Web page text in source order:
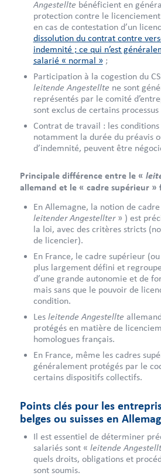
Angestellte bénéficient en
protection contre le licenciement
en cas de contestation d’un
dissolution du contrat contre
indemnité ; ce qui n’est
salarié « normal »;
Participation à la cogestion du
leitende Angestellte ne sont
représentés par le comité
sont exclus de certains
Contrat de travail : les
notamment la durée du préavis
d’indemnité, peuvent être
Principale différence entre le «
allemand et le « cadre supérieur »
En Allemagne, la notion de
leitender Angestellter» ) est
la loi, avec des critères stricts
de licencier).
En France, le cadre supérieur
plus largement défini et
d’une grande autonomie et de
mais sans que le pouvoir de
condition.
Les leitende Angestellte
protégés en matière de
homologues français.
En France, même les cadres
généralement protégés par le
certains dispositifs collectifs.
Points clés pour les
belges ou suisses en
Il est essentiel de déterminer
salariés sont « leitende
quels droits, obligations et
sont soumis.